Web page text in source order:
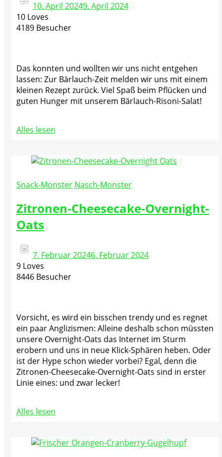
10. April 20249. April 2024
10 Loves
4189 Besucher
Das konnten und wollten wir uns nicht entgehen
lassen: Zur Bärlauch-Zeit melden wir uns mit einem
kleinen Rezept zurück. Viel Spaß beim Pflücken und
guten Hunger mit unserem Bärlauch-Risoni-Salat!
Alles lesen
Snack-Monster Nasch-Monster
Zitronen-Cheesecake-Overnight-
Oats
7. Februar 20246. Februar 2024
9 Loves
8446 Besucher
Vorsicht, es wird ein bisschen trendy und es regnet
ein paar Anglizismen: Alleine deshalb schon müssten
unsere Overnight-Oats das Internet im Sturm
erobern und uns in neue Klick-Sphären heben. Oder
ist der Hype schon wieder vorbei? Egal, denn die
Zitronen-Cheesecake-Overnight-Oats sind in erster
Linie eines: und zwar lecker!
Alles lesen